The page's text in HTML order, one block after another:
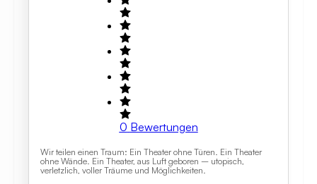
0 Bewertungen
Wir teilen einen Traum: Ein Theater ohne Türen. Ein Theater
ohne Wände. Ein Theater, aus Luft geboren – utopisch,
verletzlich, voller Träume und Möglichkeiten.